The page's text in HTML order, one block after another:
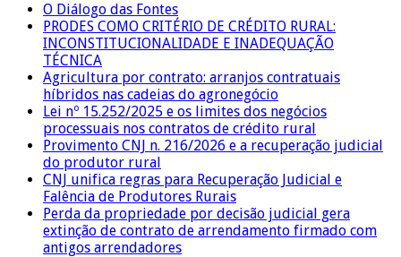
O Diálogo das Fontes
PRODES COMO CRITÉRIO DE CRÉDITO RURAL:
INCONSTITUCIONALIDADE E INADEQUAÇÃO
TÉCNICA
Agricultura por contrato: arranjos contratuais
híbridos nas cadeias do agronegócio
Lei nº 15.252/2025 e os limites dos negócios
processuais nos contratos de crédito rural
Provimento CNJ n. 216/2026 e a recuperação judicial
do produtor rural
CNJ unifica regras para Recuperação Judicial e
Falência de Produtores Rurais
Perda da propriedade por decisão judicial gera
extinção de contrato de arrendamento firmado com
antigos arrendadores